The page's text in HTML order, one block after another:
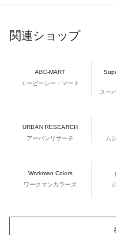
関連ショップ
ABC-MART
エービーシー・マート
スー
URBAN RESEARCH
アーバンリサーチ
ム
Workman Colors
ワークマンカラーズ